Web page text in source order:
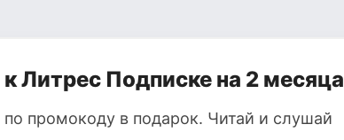
Литрес Подписке на 2 месяца
промокоду в подарок. Читай и слушай